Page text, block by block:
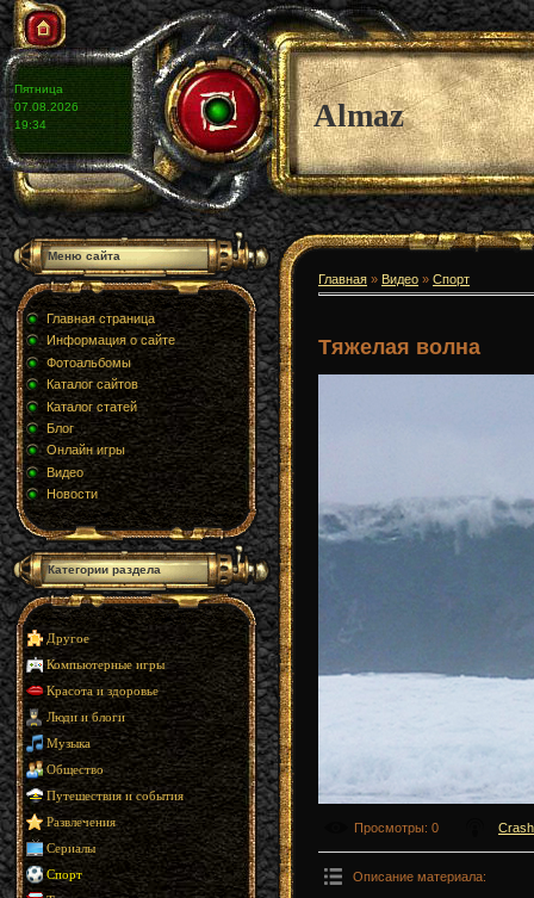
Пятница
07.08.2026
19:34
Almaz
Меню сайта
Главная страница
Информация о сайте
Фотоальбомы
Каталог сайтов
Каталог статей
Блог
Онлайн игры
Видео
Новости
Категории раздела
Другое
Компьютерные игры
Красота и здоровье
Люди и блоги
Музыка
Общество
Путешествия и события
Развлечения
Сериалы
Спорт
Главная » Видео » Спорт
Тяжелая волна
Просмотры: 0
Описание материала: